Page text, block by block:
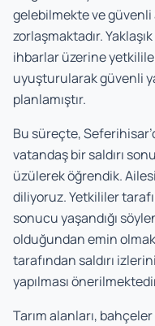
gelebilmekte ve
zorlaşmaktadır.
ihbarlar üzerine
uyuşturularak güvenli
planlamıştır.
Bu süreçte,
vatandaş bir saldırı
üzülerek öğrendik.
diliyoruz. Yetkililer
sonucu yaşandığı
olduğundan emin
tarafından saldırı
yapılması
Tarım alanları,